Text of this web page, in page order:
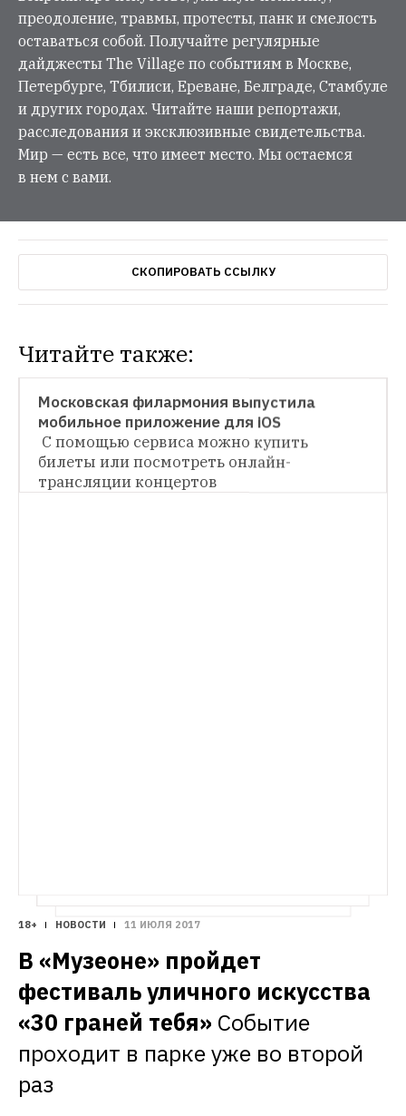
преодоление, травмы, протесты, панк и смелость
оставаться собой. Получайте регулярные
дайджесты The Village по событиям в Москве,
Петербурге, Тбилиси, Ереване, Белграде, Стамбуле
и других городах. Читайте наши репортажи,
расследования и эксклюзивные свидетельства.
Мир — есть все, что имеет место. Мы остаемся
в нем с вами.
СКОПИРОВАТЬ ССЫЛКУ
Читайте также:
НОВОСТИ
В Москве состоится фестиваль серф-
культуры Endless Summer
открытым небом в центре дизайна Artplay
НОВОСТИ
Московская филармония выпустила
С помощью сервиса можно купить
билеты или посмотреть онлайн-
трансляции концертов
18+ НОВОСТИ 11 ИЮЛЯ 2017
В «Музеоне» пройдет
фестиваль уличного искусства
«30 граней тебя» Событие
проходит в парке уже во второй
раз